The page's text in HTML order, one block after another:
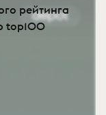
рейтинга
top100